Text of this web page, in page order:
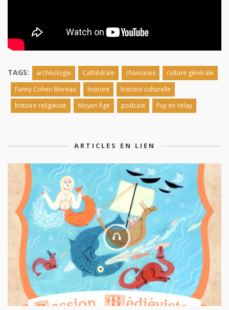
TAGS: archéologie Cathédrale chanoines
culture générale
Fanny Cohen Moreau
histoire
histoire culturelle
histoire religieuse
Moyen Âge podcast Puy en Velay
ARTICLES EN LIEN